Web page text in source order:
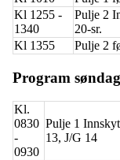
Kl 1255 -
1340
Pulje 2
20-sr.
Kl 1355
Pulje 2
Program
Kl.
0830
-
0930
Pulje 1
13, J/G 14